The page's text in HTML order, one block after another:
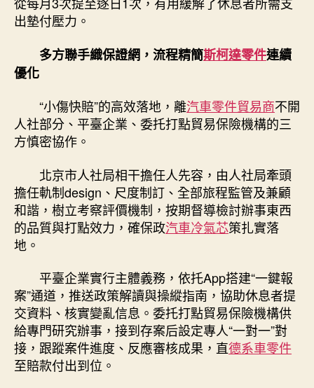
出墊付壓力。
多方聯手織保證網，流程精簡斯柯達零件連續
優化
“小傷快賠”的高效落地，離汽車零件貿易商不開
人社部分、平臺企業、委托打點貿易保險機構的三
方慎密協作。
北京市人社局相干擔任人先容，由人社局牽頭
擔任軌制design、尺度制訂、全部旅程監管及兼顧
和諧，樹立考察評價機制，按期督導檢討辦事東西
的品質與打點效力，確保政汽車冷氣芯策扎實落
地。
平臺企業實行主體義務，依托App搭建“一鍵報
案”通道，推送政策解讀與操縱指南，協助休息者提
交資料、核實變亂信息。委托打點貿易保險機構供
給專門研究辦事，接到存案后設定專人“一對一”對
接，跟蹤案件進度、反應審核成果，直德系車零件
至賠款付出到位。